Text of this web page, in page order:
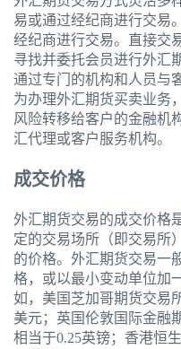
易或通过经纪商进行交易
经纪商进行交易。直接交
寻找并委托会员进行外汇
通过专门的机构和人员与
为办理外汇期货买卖业务
风险转移给客户的金融机
汇代理或客户服务机构。
成交价格
外汇期货交易的成交价格
定的交易场所（即交易所
的价格。外汇期货交易一
格，或以最小变动单位加
如，美国芝加哥期货交易
美元；英国伦敦国际金融
相当于0.25英镑；香港恒